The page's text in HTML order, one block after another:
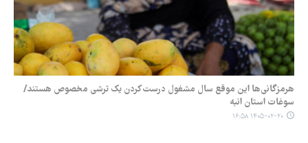
هرمزگانی‌ها این موقع سال مشغول درست‌کردن یک ترشی مخصوص هستند/
سوغات استان انبه
۱۴۰۵-۰۲-۲۰ ۱۶:۵۸